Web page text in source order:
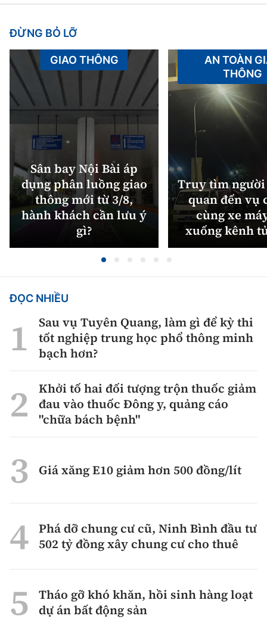
ĐỪNG BỎ LỠ
Sân bay Nội Bài áp
dụng phân luồng giao
thông mới từ 3/8,
hành khách cần lưu ý
gì?
GIAO THÔNG
Truy tìm
quan đến vụ
cùng xe
xuống kênh
AN TOÀN
THÔNG
ĐỌC NHIỀU
Sau vụ Tuyên Quang, làm gì để kỳ thi
tốt nghiệp trung học phổ thông minh
bạch hơn?
Khởi tố hai đối tượng trộn thuốc giảm
đau vào thuốc Đông y, quảng cáo
"chữa bách bệnh"
Giá xăng E10 giảm hơn 500 đồng/lít
Phá dỡ chung cư cũ, Ninh Bình đầu tư
502 tỷ đồng xây chung cư cho thuê
Tháo gỡ khó khăn, hồi sinh hàng loạt
dự án bất động sản